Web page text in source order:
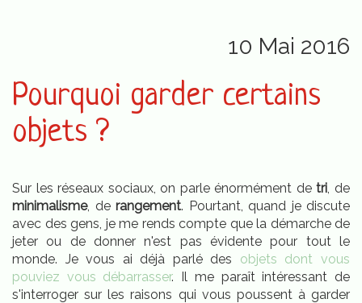
10 Mai 2016
Pourquoi garder certains
objets ?
Sur les réseaux sociaux, on parle énormément detri, de
minimalisme, de rangement. Pourtant, quand je discute
avec des gens, je me rends compte que la démarche de
jeter ou de donner n'est pas évidente pour tout le
monde. Je vous ai déjà parlé des objets dont vous
pouviez vous débarrasser. Il me paraît intéressant de
s'interroger sur les raisons qui vous poussent à garder